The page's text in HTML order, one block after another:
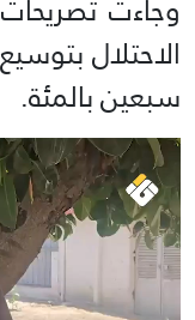
الاحتلال
سبعين بالمئة.